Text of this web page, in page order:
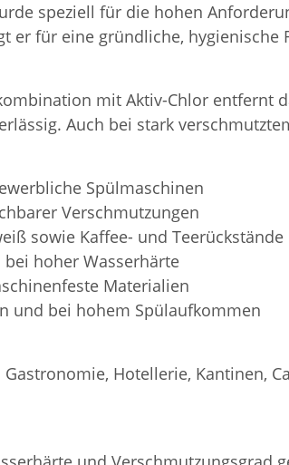
speziell für die hohen
er für eine gründliche,
mit Aktiv-Chlor entfernt
Auch bei stark
Spülmaschinen
Verschmutzungen
sowie Kaffee- und Teerückstände
hoher Wasserhärte
Materialien
und bei hohem Spülaufkommen
Hotellerie, Kantinen,